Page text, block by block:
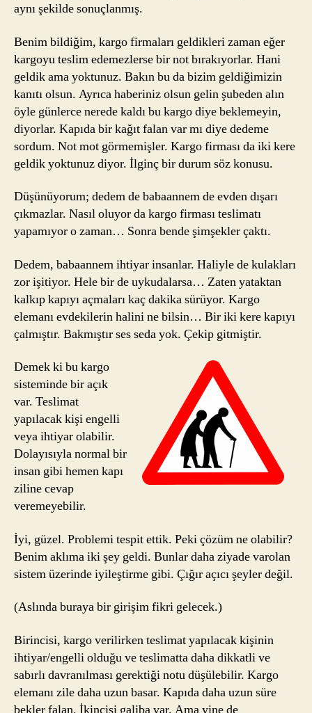
aynı şekilde sonuçlanmış.
Benim bildiğim, kargo firmaları geldikleri zaman eğer
kargoyu teslim edemezlerse bir not bırakıyorlar. Hani
geldik ama yoktunuz. Bakın bu da bizim geldiğimizin
kanıtı olsun. Ayrıca haberiniz olsun gelin şubeden alın
öyle günlerce nerede kaldı bu kargo diye beklemeyin,
diyorlar. Kapıda bir kağıt falan var mı diye dedeme
sordum. Not mot görmemişler. Kargo firması da iki kere
geldik yoktunuz diyor. İlginç bir durum söz konusu.
Düşünüyorum; dedem de babaannem de evden dışarı
çıkmazlar. Nasıl oluyor da kargo firması teslimatı
yapamıyor o zaman… Sonra bende şimşekler çaktı.
Dedem, babaannem ihtiyar insanlar. Haliyle de kulakları
zor işitiyor. Hele bir de uykudalarsa… Zaten yataktan
kalkıp kapıyı açmaları kaç dakika sürüyor. Kargo
elemanı evdekilerin halini ne bilsin… Bir iki kere kapıyı
çalmıştır. Bakmıştır ses seda yok. Çekip gitmiştir.
Demek ki bu kargo
sisteminde bir açık
var. Teslimat
yapılacak kişi engelli
veya ihtiyar olabilir.
Dolayısıyla normal bir
insan gibi hemen kapı
ziline cevap
veremeyebilir.
İyi, güzel. Problemi tespit ettik. Peki çözüm ne olabilir?
Benim aklıma iki şey geldi. Bunlar daha ziyade varolan
sistem üzerinde iyileştirme gibi. Çığır açıcı şeyler değil.
(Aslında buraya bir girişim fikri gelecek.)
Birincisi, kargo verilirken teslimat yapılacak kişinin
ihtiyar/engelli olduğu ve teslimatta daha dikkatli ve
sabırlı davranılması gerektiği notu düşülebilir. Kargo
elemanı zile daha uzun basar. Kapıda daha uzun süre
bekler falan. İkincisi galiba var. Ama yine de